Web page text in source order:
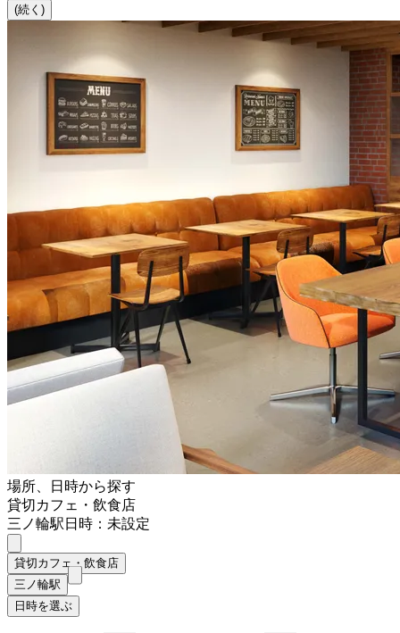
(続く)
場所、日時から探す
貸切カフェ・飲食店
三ノ輪駅日時：未設定
貸切カフェ・飲食店
三ノ輪駅
日時を選ぶ